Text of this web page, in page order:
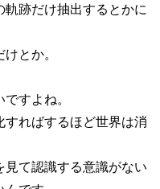
跡だけ抽出するとかに
とか。
すよね。
すればするほど世界は消
見て認識する意識がない